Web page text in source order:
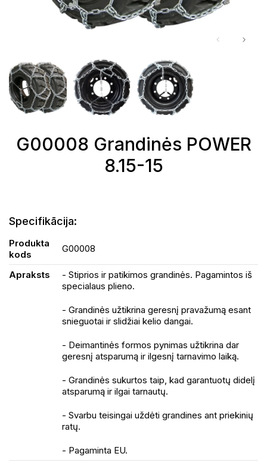
G00008 Grandinės POWER
8.15-15
Specifikācija:
Produkta
kods
G00008
Apraksts
- Stiprios ir patikimos grandinės. Pagamintos iš
specialaus plieno.
- Grandinės užtikrina geresnį pravažumą esant
snieguotai ir slidžiai kelio dangai.
- Deimantinės formos pynimas užtikrina dar
geresnį atsparumą ir ilgesnį tarnavimo laiką.
- Grandinės sukurtos taip, kad garantuotų didelį
atsparumą ir ilgai tarnautų.
- Svarbu teisingai uždėti grandines ant priekinių
ratų.
- Pagaminta EU.